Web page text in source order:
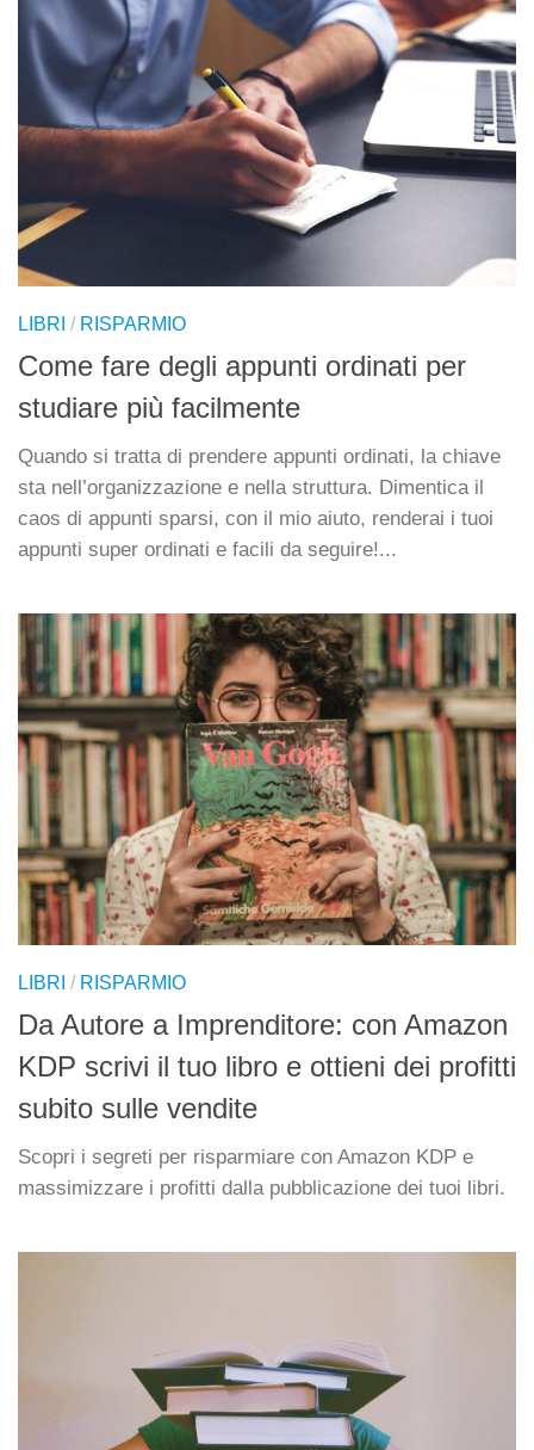
LIBRI / RISPARMIO
Come fare degli appunti ordinati per
studiare più facilmente
Quando si tratta di prendere appunti ordinati, la chiave
sta nell’organizzazione e nella struttura. Dimentica il
caos di appunti sparsi, con il mio aiuto, renderai i tuoi
appunti super ordinati e facili da seguire!...
LIBRI / RISPARMIO
Da Autore a Imprenditore: con Amazon
KDP scrivi il tuo libro e ottieni dei profitti
subito sulle vendite
Scopri i segreti per risparmiare con Amazon KDP e
massimizzare i profitti dalla pubblicazione dei tuoi libri.